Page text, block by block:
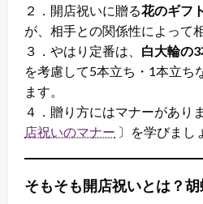
２．開店祝いに贈る花のギフ
が、相手との関係性によって
３．やはり定番は、 白大輪の
を考慮して5本立ち・1本立ち
ます。
４．贈り方にはマナーがあり
店祝いのマナー 〕を学びまし
そもそも開店祝いとは？